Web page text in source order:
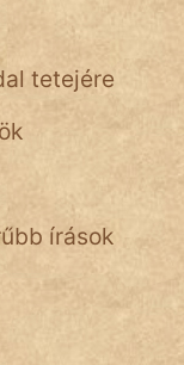
tetejére
írások